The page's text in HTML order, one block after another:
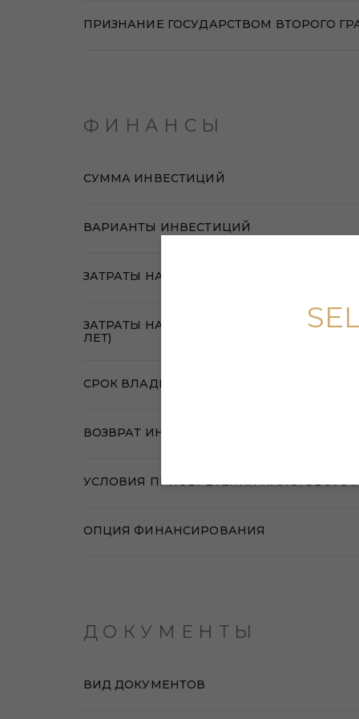
ПРИЗНАНИЕ ГОСУДАРСТВОМ ВТОРОГО
ФИНАНСЫ
СУММА ИНВЕСТИЦИЙ
ВАРИАНТЫ ИНВЕСТИЦИЙ
ЗАТРАТЫ НА 1 ЧЕЛОВЕКА
ЗАТРАТЫ НА 4 ЧЕЛОВЕК (СУПРУГИ,
ЛЕТ)
СРОК ВЛАДЕНИЯ ОБЪЕКТОМ ИНВЕСТИЦИЙ
ВОЗВРАТ ИНВЕСТИЦИЙ
УСЛОВИЯ ПРИОБРЕТЕНИЯ НАЛОГОВОГО
ОПЦИЯ ФИНАНСИРОВАНИЯ
ДОКУМЕНТЫ
ВИД ДОКУМЕНТОВ